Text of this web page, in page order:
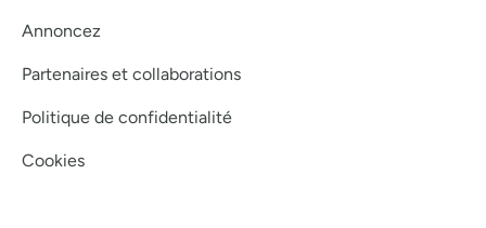
Annoncez
Partenaires et collaborations
Politique de confidentialité
Cookies